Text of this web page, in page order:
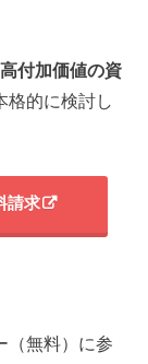
高付加価値の資
格的に検討し
請求
（無料）に参